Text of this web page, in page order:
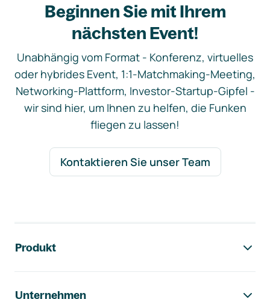
Beginnen Sie mit Ihrem
nächsten Event!
Unabhängig vom Format - Konferenz, virtuelles
oder hybrides Event, 1:1-Matchmaking-Meeting,
Networking-Plattform, Investor-Startup-Gipfel -
wir sind hier, um Ihnen zu helfen, die Funken
fliegen zu lassen!
Kontaktieren Sie unser Team
Produkt
Unternehmen